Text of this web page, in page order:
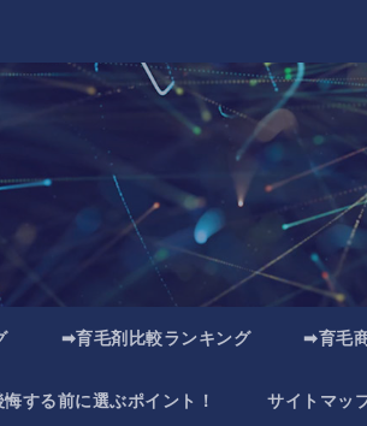
➡育毛剤比較ランキング ➡育毛
する前に選ぶポイント！ サイトマッ